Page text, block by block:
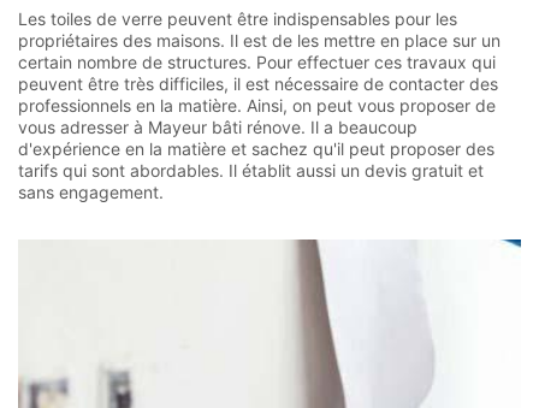
Les toiles de verre peuvent être indispensables pour les
propriétaires des maisons. Il est de les mettre en place sur un
certain nombre de structures. Pour effectuer ces travaux qui
peuvent être très difficiles, il est nécessaire de contacter des
professionnels en la matière. Ainsi, on peut vous proposer de
vous adresser à Mayeur bâti rénove. Il a beaucoup
d'expérience en la matière et sachez qu'il peut proposer des
tarifs qui sont abordables. Il établit aussi un devis gratuit et
sans engagement.